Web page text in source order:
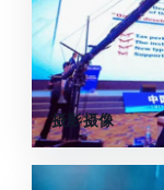
摄影摄像